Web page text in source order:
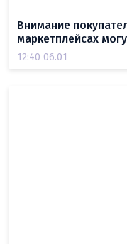
Внимание
маркетплейсах
12:40 06.01